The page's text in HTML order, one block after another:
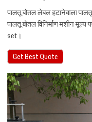
पालतू बोतल लेबल हटानेवाला
पालतू बोतल विनिर्माण मशीन
set।
Get Best Quote